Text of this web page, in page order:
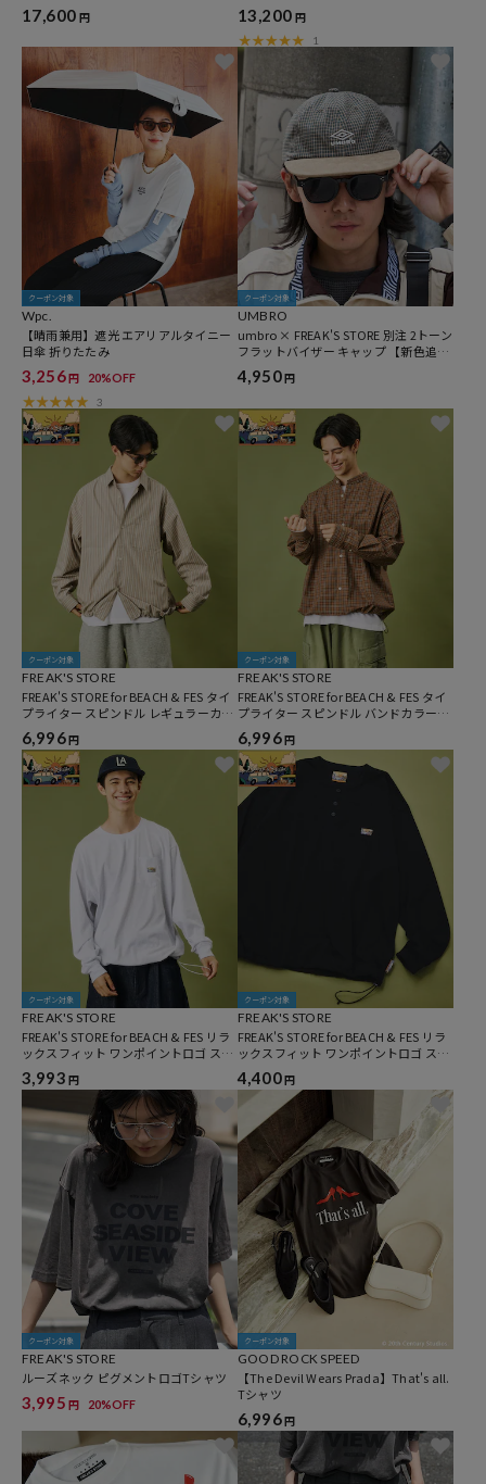
17,600 円 13,200 円
1
クーポン対象
Wpc.
【晴雨兼用】遮光 エアリアルタイニー
日傘 折りたたみ
3,256 円 20%OFF
3
クーポン対象
UMBRO
umbro × FREAK'S STORE 別注 2トーン
フラットバイザー キャップ 【新色追
加】
4,950 円
クーポン対象
FREAK'S STORE
FREAK'S STORE for BEACH & FES タイ
プライター スピンドル レギュラーカラ
ーシャツ
6,996円
クーポン対象
FREAK'S STORE
FREAK'S STORE for BEACH & FES タイ
プライター スピンドル バンドカラーシ
ャツ
6,996円
クーポン対象
FREAK'S STORE
FREAK'S STORE for BEACH & FES リラ
ックスフィット ワンポイントロゴ スピ
ンドル ロングスリーブTシャツ
3,993 円
クーポン対象
FREAK'S STORE
FREAK'S STORE for BEACH & FES リラ
ックスフィット ワンポイントロゴ スピ
ンドル ヘンリーネック ロングスリーブ
Tシャツ
4,400 円
クーポン対象
FREAK'S STORE
ルーズネック ピグメントロゴTシャツ
3,995 円 20%OFF
クーポン対象
GOOD ROCK SPEED
【The Devil Wears Prada】That's all.
Tシャツ
6,996 円